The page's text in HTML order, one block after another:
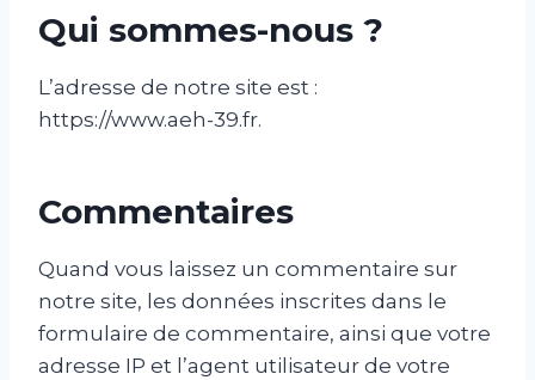
Qui sommes-nous ?
L’adresse de notre site est :
https://www.aeh-39.fr.
Commentaires
Quand vous laissez un commentaire sur
notre site, les données inscrites dans le
formulaire de commentaire, ainsi que votre
adresse IP et l’agent utilisateur de votre